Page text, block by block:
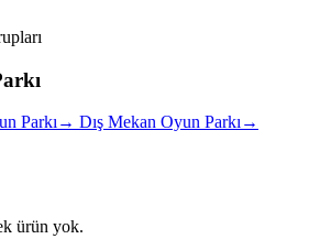
Parkı→ Dış Mekan Oyun Parkı→
ürün yok.